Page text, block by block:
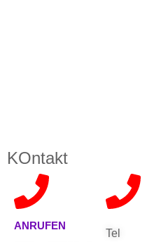
KOntakt
ANRUFEN
Tel